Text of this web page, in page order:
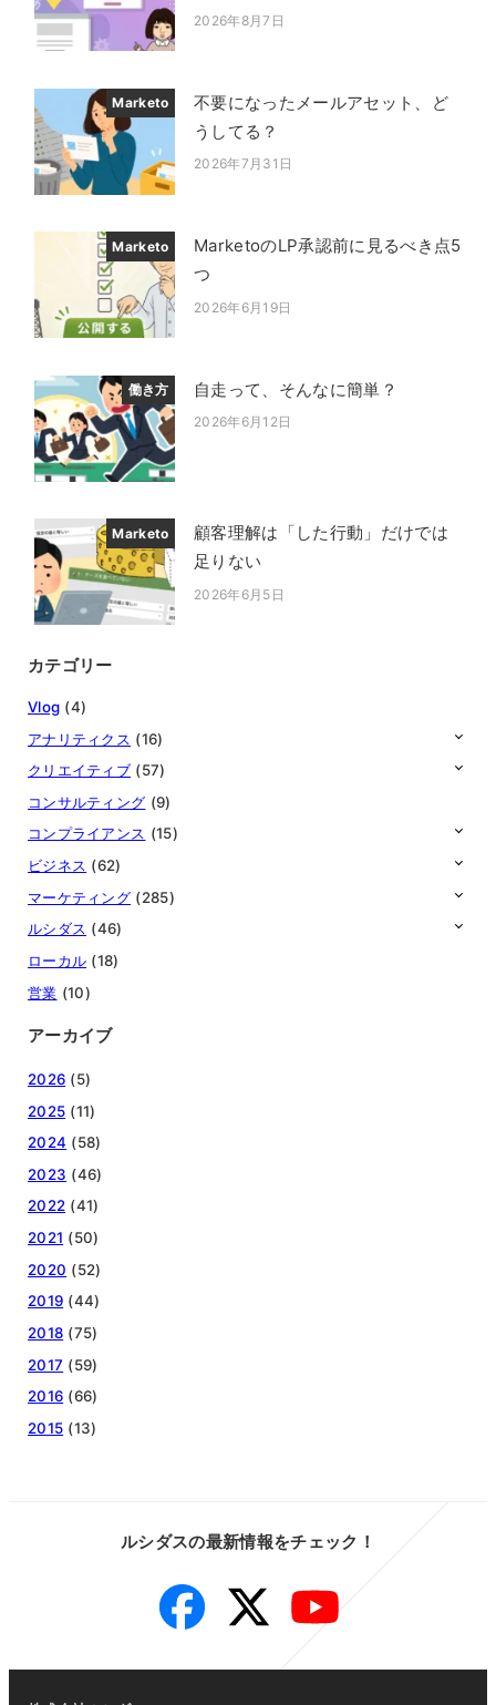
投稿日
2026年8月7日
Marketo
不要になったメールアセット、ど
うしてる？
投稿日
2026年7月31日
Marketo
MarketoのLP承認前に見るべき点5
つ
投稿日
2026年6月19日
働き方 自走って、そんなに簡単？
投稿日
2026年6月12日
Marketo
顧客理解は「した行動」だけでは
足りない
投稿日
2026年6月5日
カテゴリー
Vlog (4)
アナリティクス (16)
クリエイティブ (57)
コンサルティング (9)
コンプライアンス (15)
ビジネス (62)
マーケティング (285)
ルシダス (46)
ローカル (18)
営業 (10)
アーカイブ
2026 (5)
2025 (11)
2024 (58)
2023 (46)
2022 (41)
2021 (50)
2020 (52)
2019 (44)
2018 (75)
2017 (59)
2016 (66)
2015 (13)
ルシダスの最新情報をチェック！
Facebook Twitter YouTube